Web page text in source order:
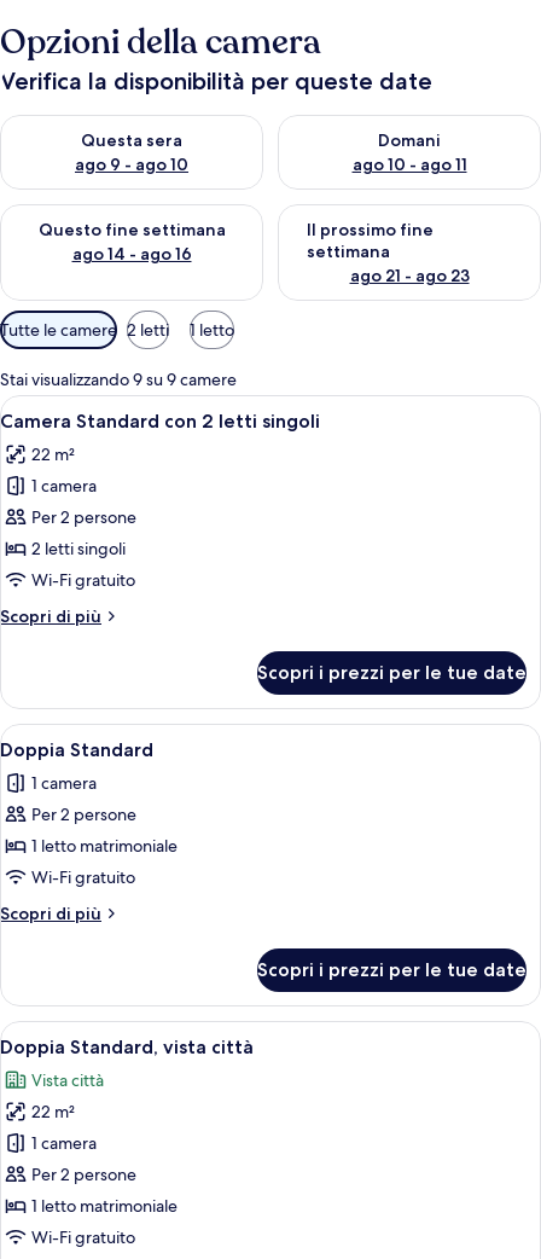
Opzioni della camera
Verifica la disponibilità per queste date
Questa sera
ago 9 - ago 10
Verifica la disponibilità per questa sera, ago 9 - ago 10
Domani
ago 10 - ago 11
Verifica la disponibilità per
Questo fine settimana
ago 14 - ago 16
Verifica la disponibilità per questo fine settimana, ago 14 -
Il prossimo fine
settimana
ago 21 - ago 23
Verifica la disponibilità per il
Filtri
disponibili
per
le
camere
Tutte le camere 2 letti 1 letto
Stai visualizzando 9 su 9 camere
Apri
tutte
le
foto
per
Camera
Standard
2
Camera d'albergo moderna con un
6
Camera Standard con 2 letti singoli
22 m²
1 camera
Per 2 persone
2 letti singoli
Wi-Fi gratuito
Scopri di più
Altri
Standard
con
2
letti
singoli
Scopri i prezzi per le tue date
Apri
tutte
le
foto
per
Doppia
Standard
Una moderna camera d'albergo
5
Doppia Standard
1 camera
Per 2 persone
1 letto matrimoniale
Wi-Fi gratuito
Scopri di più
Altri
Standard
Scopri i prezzi per le tue date
Apri
tutte
le
foto
per
Doppia
Standard,
vista
Una moderna camera d'albergo con
6
Doppia Standard, vista città
Vista città
22 m²
1 camera
Per 2 persone
1 letto matrimoniale
Wi-Fi gratuito